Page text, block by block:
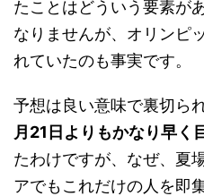
たことはどういう要素が
なりませんが、オリンピ
れていたのも事実です。
予想は良い意味で裏切られ
月21日よりもかなり早く
たわけですが、なぜ、夏
アでもこれだけの人を即